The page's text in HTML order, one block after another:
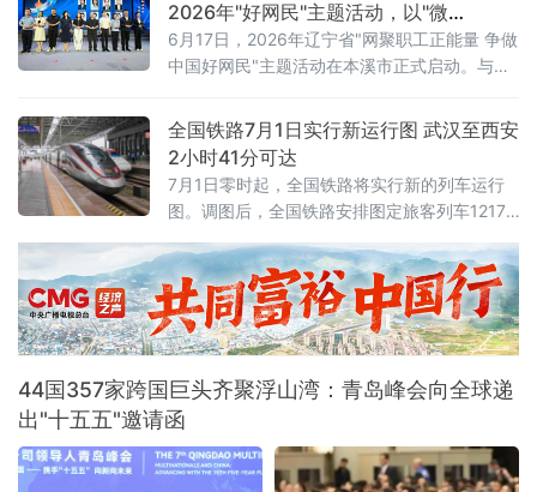
探索警企联动服务营商环境新路径。鞍山水文
局、鞍山市第八中学、冀东水泥、交运旅游汽
车有限公司、红旗大酒店等20余家企业单位代
2026年"好网民"主题活动，以"微
光"聚"火炬"
6月17日，2026年辽宁省"网聚职工正能量 争做
中国好网民"主题活动在本溪市正式启动。与以
誉印章，成为全场焦点——它被授予辽宁省
2025年最受欢迎网络达人，以此表彰长期深耕
网络阵地、持续输出主流正向声音的优秀创作
者。活动以"微光成炬 清朗同行"为主题，由辽
宁省总工会、辽宁省委网信办联合主办。启动
仪式上，2025年度活动成
全国铁路7月1日实行新运行图 武汉至西安
2小时41分可达
7月1日零时起，全国铁路将实行新的列车运行
图。调图后，全国铁路安排图定旅客列车12174
列，较现图增加111列，铁路客货运输能力、服
务品质和运行效率进一步提升。
44国357家跨国巨头齐聚浮山湾：青岛峰会向全球递
出"十五五"邀请函